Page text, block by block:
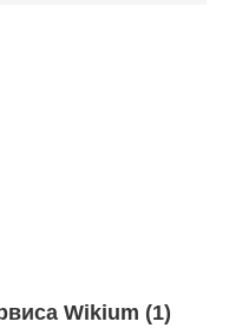
Wikium (1)